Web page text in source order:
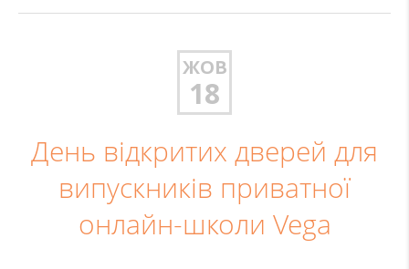
ЖОВ
18
День відкритих дверей для
випускників приватної
онлайн-школи Vega